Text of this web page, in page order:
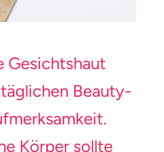
Gesichtshaut
Beauty-
Körper sollte